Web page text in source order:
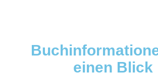
einen Blick